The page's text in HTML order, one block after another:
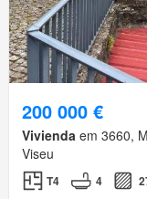
200 000 €
Vivienda em 3660,
Viseu
T4 4